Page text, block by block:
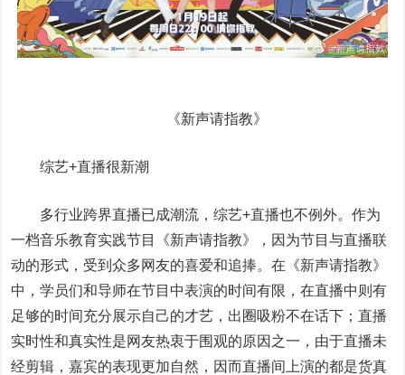
《新声请指教》
综艺+直播很新潮
多行业跨界直播已成潮流，综艺+直播也不例外。作为
一档音乐教育实践节目《新声请指教》，因为节目与直播联
动的形式，受到众多网友的喜爱和追捧。在《新声请指教》
中，学员们和导师在节目中表演的时间有限，在直播中则有
足够的时间充分展示自己的才艺，出圈吸粉不在话下；直播
实时性和真实性是网友热衷于围观的原因之一，由于直播未
经剪辑，嘉宾的表现更加自然，因而直播间上演的都是货真